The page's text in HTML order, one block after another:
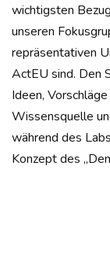
wichtigsten
unseren
repräsentativen
ActEU sind. Den
Ideen,
Wissensquelle
während des
Konzept des